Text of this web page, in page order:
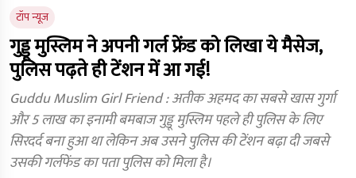
टॉप न्यूज
गुड्डू मुस्लिम ने अपनी गर्ल फ्रेंड को लिखा ये मैसेज,
पुलिस पढ़ते ही टेंशन में आ गई!
Guddu Muslim Girl Friend : अतीक अहमद का सबसे खास गुर्गा
और 5 लाख का इनामी बमबाज गुड्डू मुस्लिम पहले ही पुलिस के लिए
सिरदर्द बना हुआ था लेकिन अब उसने पुलिस की टेंशन बढ़ा दी जबसे
उसकी गर्लफेंड का पता पुलिस को मिला है।